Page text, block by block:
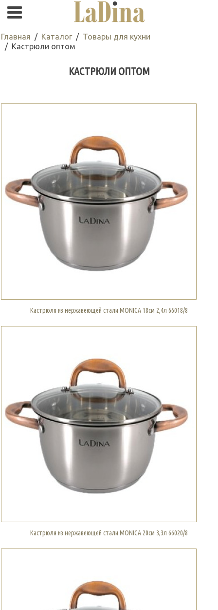
Главная Каталог
Товары для кухни
Кастрюли оптом
КАСТРЮЛИ ОПТОМ
Кастрюля из нержавеющей стали MONICA 18см 2,4л 66018/8
Кастрюля из нержавеющей стали MONICA 20см 3,3л 66020/8